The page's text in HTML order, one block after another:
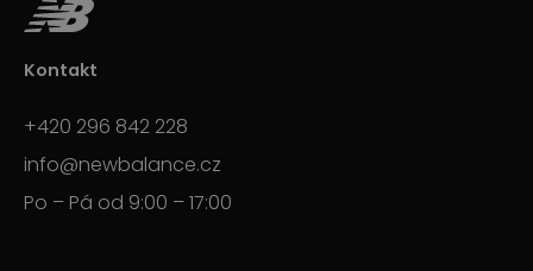
Kontakt
+420 296 842 228
info@newbalance.cz
Po – Pá od 9:00 – 17:00